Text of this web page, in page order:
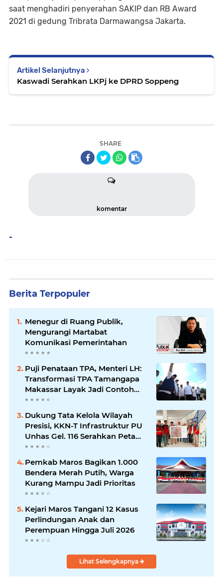
saat menghadiri penyerahan SAKIP dan RB Award
2021 di gedung Tribrata Darmawangsa Jakarta.
Artikel Selanjutnya
Kaswadi Serahkan LKPj ke DPRD Soppeng
SHARE
komentar
-
Berita Terpopuler
Menegur di Ruang Publik,
Mengurangi Martabat
Komunikasi Pemerintahan
Puji Penataan TPA, Menteri LH:
Transformasi TPA Tamangapa
Makassar Layak Jadi Contoh
Nasional
Dukung Tata Kelola Wilayah
Presisi, KKN-T Infrastruktur PU
Unhas Gel. 116 Serahkan Peta
Batas Dusun Berbasis GIS ke
Desa Bonto Matene
Pemkab Maros Bagikan 1.000
Bendera Merah Putih, Warga
Kurang Mampu Jadi Prioritas
Kejari Maros Tangani 12 Kasus
Perlindungan Anak dan
Perempuan Hingga Juli 2026
Lihat Selengkapnya